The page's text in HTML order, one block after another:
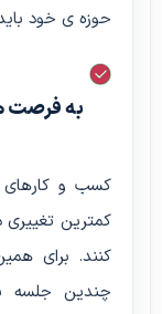
حوزه ی خود
به فرصت
کسب و کارهای
کمترین
کنند. برای
چندین جلسه